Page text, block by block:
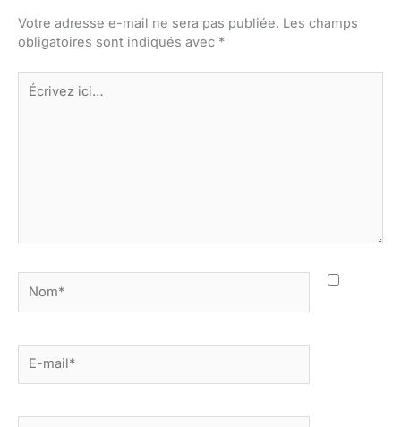
Votre adresse e-mail ne sera pas publiée. Les champs
obligatoires sont indiqués avec *
Écrivez
ici…
mail*